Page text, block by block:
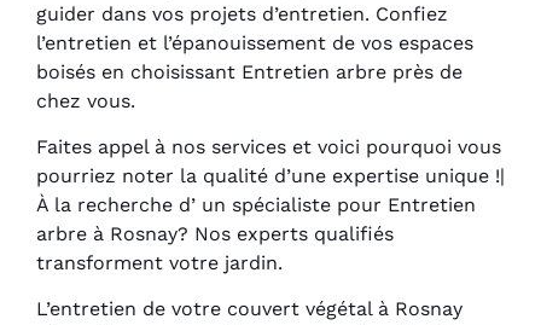
guider dans vos projets d’entretien. Confiez
l’entretien et l’épanouissement de vos espaces
boisés en choisissant Entretien arbre près de
chez vous.
Faites appel à nos services et voici pourquoi vous
pourriez noter la qualité d’une expertise unique !|
À la recherche d’ un spécialiste pour Entretien
arbre à Rosnay? Nos experts qualifiés
transforment votre jardin.
L’entretien de votre couvert végétal à Rosnay